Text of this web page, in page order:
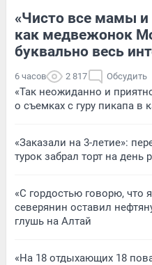
«Чисто все мамы и
как медвежонок
буквально весь
6 часов 2 817 Обсудить
«Так неожиданно и
о съемках с гуру пикапа в
«Заказали на 3-летие»:
турок забрал торт на
«С гордостью говорю, что
северянин оставил
глушь на Алтай
«На 18 отдыхающих 18